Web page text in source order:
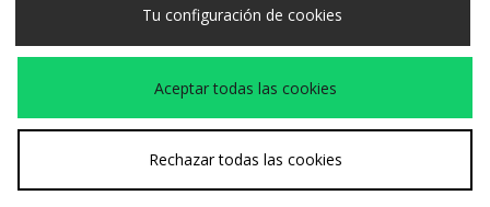
España
Aceptamos las siguientes formas de pago
Visita nuestra página corporativa en www.jdplc.com
Tu configuración de cookies
Aceptar todas las cookies
Rechazar todas las cookies